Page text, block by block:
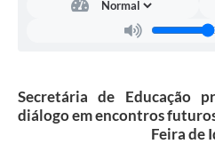
Secretária de Educação
diálogo em encontros
Feira de